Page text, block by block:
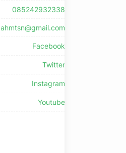
085242932338
Facebook
Twitter
Instagram
Youtube